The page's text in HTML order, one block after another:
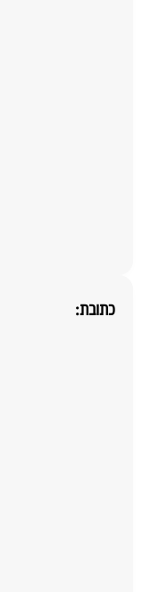
כתובת: